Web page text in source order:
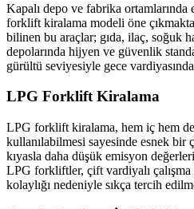
Kapalı depo ve fabrika ortamlarında
forklift kiralama modeli öne
bilinen bu araçlar; gıda, ilaç, soğuk
depolarında hijyen ve güvenlik
gürültü seviyesiyle gece vardiyasında
LPG Forklift Kiralama
LPG forklift kiralama, hem iç hem de
kullanılabilmesi sayesinde esnek bir
kıyasla daha düşük emisyon
LPG forkliftler, çift vardiyalı
kolaylığı nedeniyle sıkça tercih